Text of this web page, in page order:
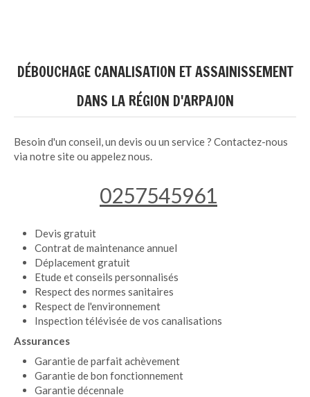
DÉBOUCHAGE CANALISATION ET ASSAINISSEMENT
DANS LA RÉGION D'ARPAJON
Besoin d'un conseil, un devis ou un service ? Contactez-nous
via notre site ou appelez nous.
0257545961
Devis gratuit
Contrat de maintenance annuel
Déplacement gratuit
Etude et conseils personnalisés
Respect des normes sanitaires
Respect de l'environnement
Inspection télévisée de vos canalisations
Assurances
Garantie de parfait achèvement
Garantie de bon fonctionnement
Garantie décennale